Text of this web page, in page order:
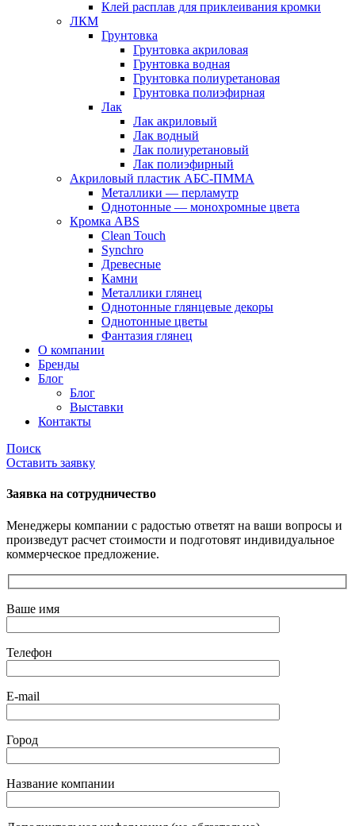
Клей расплав для приклеивания кромки
ЛКМ
Грунтовка
Грунтовка акриловая
Грунтовка водная
Грунтовка полиуретановая
Грунтовка полиэфирная
Лак
Лак акриловый
Лак водный
Лак полиуретановый
Лак полиэфирный
Акриловый пластик АБС-ПММА
Металлики — перламутр
Однотонные — монохромные цвета
Кромка ABS
Clean Touch
Synchro
Древесные
Камни
Металлики глянец
Однотонные глянцевые декоры
Однотонные цветы
Фантазия глянец
О компании
Бренды
Блог
Блог
Выставки
Контакты
Поиск
Оставить заявку
Заявка на сотрудничество
Менеджеры компании с радостью ответят на ваши вопросы и
произведут расчет стоимости и подготовят индивидуальное
коммерческое предложение.
Ваше имя
Телефон
E-mail
Город
Название компании